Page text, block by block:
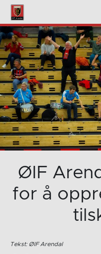
ØIF
for å
Tekst: ØIF Arendal